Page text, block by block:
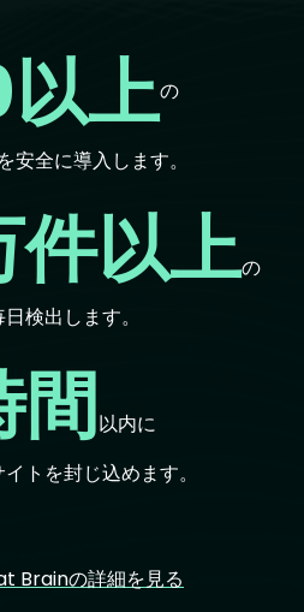
上の
安全に導入します。
以上の
検出します。
間以内に
トを封じ込めます。
Brainの詳細を見る